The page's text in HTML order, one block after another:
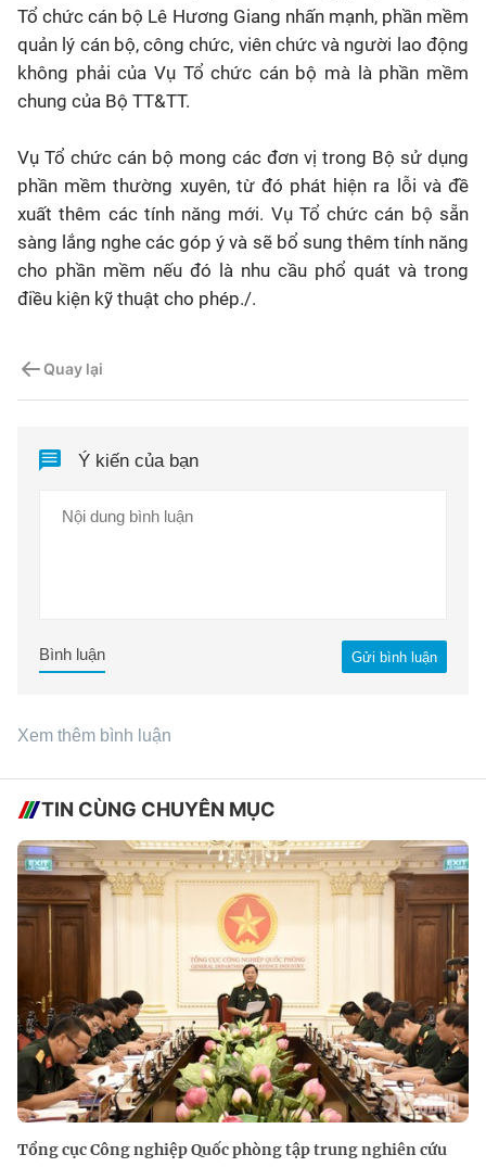
Tổ chức cán bộ Lê Hương Giang nhấn mạnh, phần mềm
quản lý cán bộ, công chức, viên chức và người lao động
không phải của Vụ Tổ chức cán bộ mà là phần mềm
chung của Bộ TT&TT.
Vụ Tổ chức cán bộ mong các đơn vị trong Bộ sử dụng
phần mềm thường xuyên, từ đó phát hiện ra lỗi và đề
xuất thêm các tính năng mới. Vụ Tổ chức cán bộ sẵn
sàng lắng nghe các góp ý và sẽ bổ sung thêm tính năng
cho phần mềm nếu đó là nhu cầu phổ quát và trong
điều kiện kỹ thuật cho phép./.
Quay lại
Ý kiến của bạn
Gửi bình luận
Bình luận
Xem thêm bình luận
TIN CÙNG CHUYÊN MỤC
Tổng cục Công nghiệp Quốc phòng tập trung nghiên cứu